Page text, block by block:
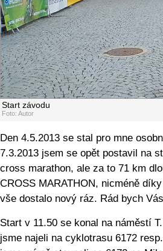
Start závodu
Foto: Autor
Den 4.5.2013 se stal pro mne
7.3.2013 jsem se opět postavil na
cross marathon, ale za to 71 km
CROSS MARATHON, nicméně
vše dostalo nový ráz. Rád bych
Start v 11.50 se konal na náměstí
jsme najeli na cyklotrasu 6172